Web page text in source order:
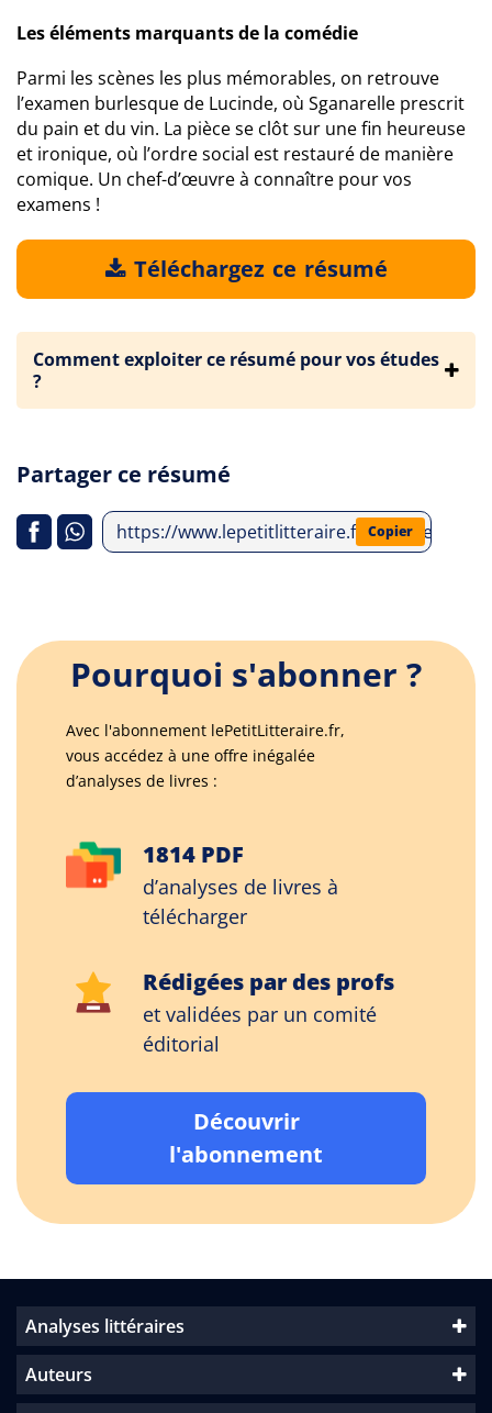
Les éléments marquants de la comédie
Parmi les scènes les plus mémorables, on retrouve
l’examen burlesque de Lucinde, où Sganarelle prescrit
du pain et du vin. La pièce se clôt sur une fin heureuse
et ironique, où l’ordre social est restauré de manière
comique. Un chef-d’œuvre à connaître pour vos
examens !
Téléchargez ce résumé
Comment exploiter ce résumé pour vos études
?
Partager ce résumé
https://www.lepetitlitteraire.fr/analyses-
Copier
Pourquoi s'abonner ?
Avec l'abonnement lePetitLitteraire.fr,
vous accédez à une offre inégalée
d’analyses de livres :
1814 PDF
d’analyses de livres à
télécharger
Rédigées par des profs
et validées par un comité
éditorial
Découvrir
l'abonnement
Analyses littéraires
Auteurs